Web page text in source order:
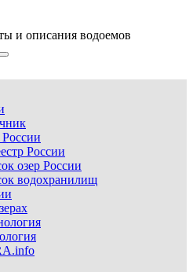
и описания водоемов
России
России
озер России
водохранилищ